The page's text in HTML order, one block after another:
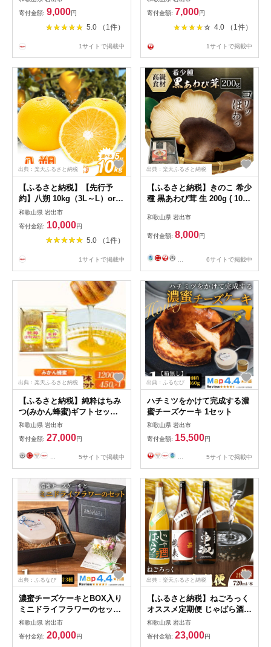
ケ8個入 有限会社 松牛《90日
以内に出荷予定(土日祝除
く)》 和歌山県 岩出市 コロッ
料
寄付金額: 9,000円
5.0 （1件）
1サイトで掲載中
く)》 和歌山県 岩出市 種なし
柿 柿 果物 フルーツ 2L〜Mサ
イズ カキ
寄付金額: 7,000円
4.0 （1件）
1サイトで掲載中
出典：楽天ふるさと納税
【ふるさと納税】【先行予
約】八朔 10kg（3L～L）or
5kg（3L～L）JAわかやま 紀
の里地域本部《2027年1月上
旬-4月中旬頃に出荷予定(土日
祝除く)》和歌山県 岩出市 産
フルーツ ビタミンC たっぷり
和歌山県 岩出市
寄付金額: 10,000円
5.0 （1件）
1サイトで掲載中
出典：楽天ふるさと納税
【ふるさと納税】きのこ 希少
種 黒あわび茸 生 200g ( 100g
荷予定(土日祝除く)》 和島興
産株式会社 和歌山県 岩出市
茸 きのこ あわび 希少 高級
贈答用 贈り物 野菜 送料無料
和歌山県 岩出市
寄付金額: 8,000円
6サイトで掲載中
出典：楽天ふるさと納税
【ふるさと納税】純粋はちみ
つ(みかん蜂蜜)ギフトセット
2本セット 1200g×1本＋
450g×1本 梅田養蜂場《90日
以内に出荷予定(土日祝除
く)》和歌山県 岩出市 蜂蜜 は
フトセット おくりもの 2本
1200g 450g
和歌山県 岩出市
寄付金額: 27,000円
5サイトで掲載中
出典：ふるなび
ハチミツをかけて完成する濃
蜜チーズケーキ 1セット
和歌山県 岩出市
寄付金額: 15,500円
5サイトで掲載中
出典：ふるなび
濃蜜チーズケーキとBOX入り
ミニドライフラワーのセット
1セット
和歌山県 岩出市
寄付金額: 20,000円
出典：楽天ふるさと納税
【ふるさと納税】ねごろっく
オススメ定期便 じゃばら酒別
仕立て 日本城根来純米吟醸酒
車坂山廃純米大吟醸 720ml×
各1本 3回 計3本 酒のねごろ
和歌山県 岩出市
寄付金額: 23,000円